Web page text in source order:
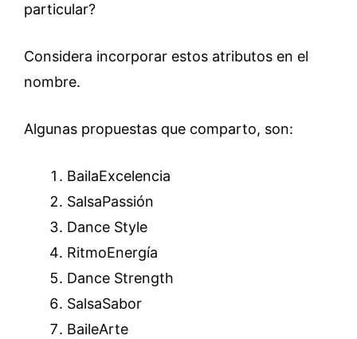
particular?
Considera incorporar estos atributos en el
nombre.
Algunas propuestas que comparto, son:
BailaExcelencia
SalsaPassión
Dance Style
RitmoEnergía
Dance Strength
SalsaSabor
BaileArte